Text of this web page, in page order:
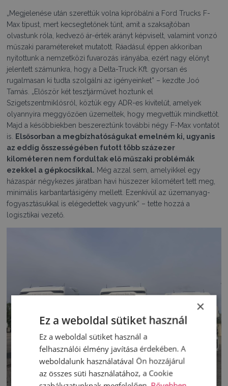
„Megjelenése után szerettük volna kipróbálni a Ford Trucks F-
Max típust, mert kecsegtetőnek tűnt, amit a szaksajtóban
olvastunk róla, kedvező ár-érték arányt képviselt, valamint vonzó
műszaki paramétereket mutatott. Ráadásul éppen akkoriban
nyitottunk a nemzetközi fuvarozás irányába, ezért nagy előnyt
jelentett számunkra, hogy a Delta-Truck Kft. gyorsan és
rugalmasan ki tudta szolgálni az igényeinket” – kezdte Joó
Tamás. „Először két tesztjárművet hoztunk el
Szigetszentmiklósról, köztük egy ADR-es kivitelűt, amelyek
olyannyira meggyőzően üzemeltek, hogy megvettük mindkettőt.
Majd a későbbiekben beszereztünk további négy F-Max vontatót
is.
Elsősorban a megbízhatóságukat emelném ki, ugyanis
az eddig összességében futott több százezer
kilométeren nem fordultak elő műszaki problémák
ezekkel a gépkocsikkal. Még azzal sem, amelyikkel egy
házaspár négykezes járatban havi húszezer kilométert tett meg,
minimális karbantartásigény mellett. Ezenkívül az üzemanyag-
fogyasztásukkal is elégedettek vagyunk” – tette hozzá a
logisztikai vezető.
×
Ez a weboldal sütiket használ
Ez a weboldal sütiket használ a
felhasználói élmény javítása érdekében. A
weboldalunk használatával Ön hozzájárul
az összes süti használatához, a Cookie